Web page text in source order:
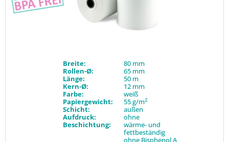
Breite:
80 mm
Rollen-Ø:
65 mm
Länge:
50 m
Kern-Ø:
12 mm
Farbe:
weiß
Papiergewicht:
55 g/m2
Schicht:
außen
Aufdruck:
ohne
Beschichtung:
wärme- und
fettbeständig
ohne Bisphenol A